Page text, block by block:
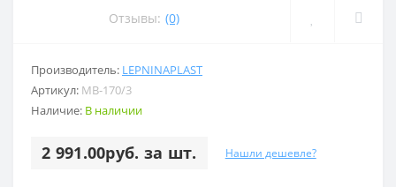
Отзывы: (0)
Производитель: LEPNINAPLAST
Артикул: МВ-170/3
Наличие: В наличии
2 991.00руб. за шт. Нашли дешевле?